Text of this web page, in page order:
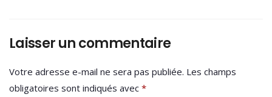
Laisser un commentaire
Votre adresse e-mail ne sera pas publiée. Les champs
obligatoires sont indiqués avec *